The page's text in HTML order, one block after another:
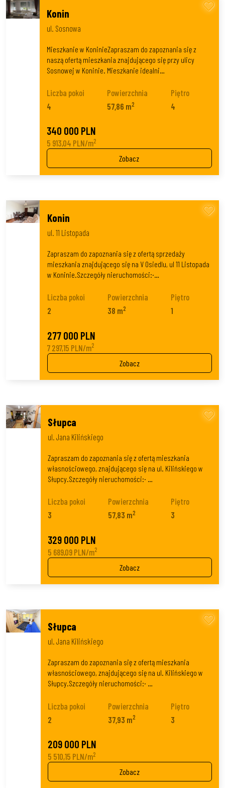
Konin
ul. Sosnowa
Mieszkanie w KoninieZapraszam do zapoznania się z
naszą ofertą mieszkania znajdującego się przy ulicy
Sosnowej w Koninie. Mieszkanie idealni…
Liczba pokoi
4
Powierzchnia
57,86 m2
Piętro
4
340 000 PLN
5 913,04 PLN/m2
Zobacz
Konin
ul. 11 Listopada
Zapraszam do zapoznania się z ofertą sprzedaży
mieszkania znajdującego się na V Osiedlu, ul 11 Listopada
w Koninie.Szczegóły nieruchomości:·…
Liczba pokoi
2
Powierzchnia
38 m2
Piętro
1
277 000 PLN
7 297,15 PLN/m2
Zobacz
Słupca
ul. Jana Kilińskiego
Zapraszam do zapoznania się z ofertą mieszkania
własnościowego, znajdującego się na ul. Kilińskiego w
Słupcy.Szczegóły nieruchomości:· …
Liczba pokoi
3
Powierzchnia
57,83 m2
Piętro
3
329 000 PLN
5 689,09 PLN/m2
Zobacz
Słupca
ul. Jana Kilińskiego
Zapraszam do zapoznania się z ofertą mieszkania
własnościowego, znajdującego się na ul. Kilińskiego w
Słupcy.Szczegóły nieruchomości:· …
Liczba pokoi
2
Powierzchnia
37,93 m2
Piętro
3
209 000 PLN
5 510,15 PLN/m2
Zobacz